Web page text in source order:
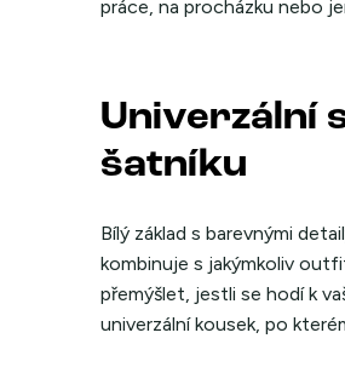
práce, na procházku nebo
Univerzální
šatníku
Bílý základ s barevnými
kombinuje s jakýmkoliv
přemýšlet, jestli se hodí k
univerzální kousek, po